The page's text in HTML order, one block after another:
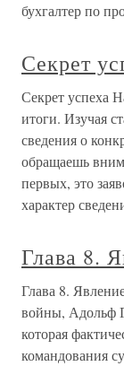
бухгалтер по
Секрет
Секрет успеха
итоги. Изучая
сведения о
обращаешь
первых, это
характер
Глава 8.
Глава 8.
войны, Адольф
которая
командования